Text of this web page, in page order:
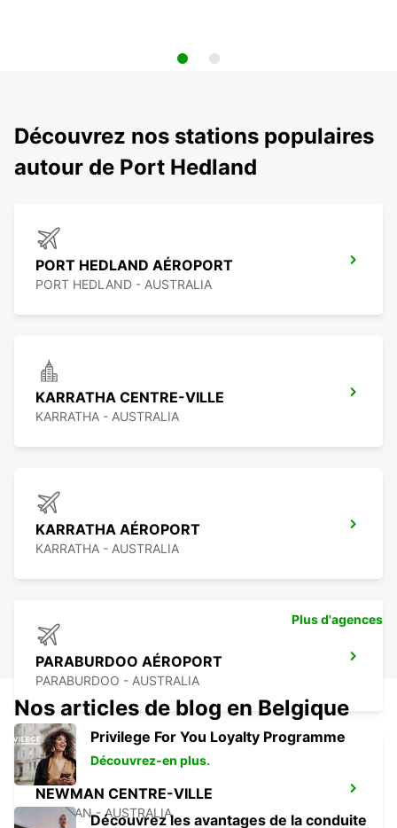
Découvrez nos stations populaires
autour de Port Hedland
PORT HEDLAND AÉROPORT
PORT HEDLAND - AUSTRALIA
KARRATHA CENTRE-VILLE
KARRATHA - AUSTRALIA
KARRATHA AÉROPORT
KARRATHA - AUSTRALIA
PARABURDOO AÉROPORT
PARABURDOO - AUSTRALIA
NEWMAN CENTRE-VILLE
NEWMAN - AUSTRALIA
Plus d'agences
Nos articles de blog en Belgique
Privilege For You Loyalty Programme
Découvrez-en plus.
Découvrez les avantages de la conduite